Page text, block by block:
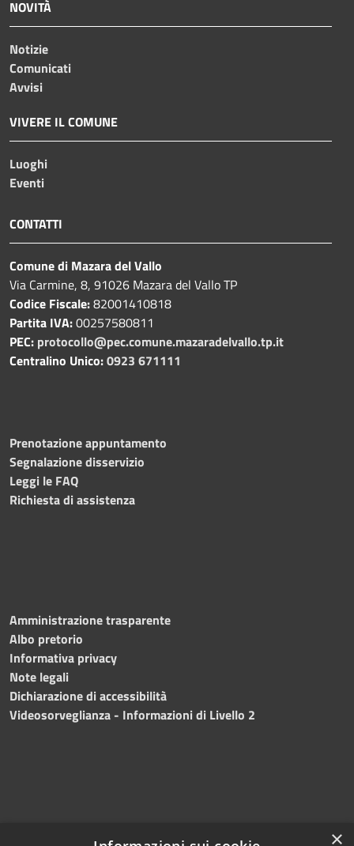
NOVITÀ
Notizie
Comunicati
Avvisi
VIVERE IL COMUNE
Luoghi
Eventi
CONTATTI
Comune di Mazara del Vallo
Via Carmine, 8, 91026 Mazara del Vallo TP
Codice Fiscale:82001410818
Partita IVA:00257580811
PEC: protocollo@pec.comune.mazaradelvallo.tp.it
Centralino Unico:0923 671111
Prenotazione appuntamento
Segnalazione disservizio
Leggi le FAQ
Richiesta di assistenza
Amministrazione trasparente
Albo pretorio
Informativa privacy
Note legali
Dichiarazione di accessibilità
Videosorveglianza - Informazioni di Livello 2
×